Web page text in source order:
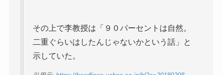
その上で李教授は「９０パーセントは自然。
二重ぐらいはしたんじゃないかという話」と
示していた。